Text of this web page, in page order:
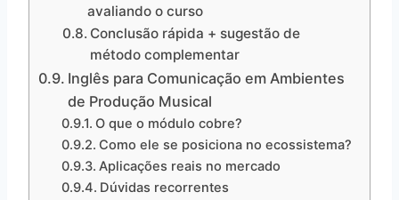
avaliando o curso
Conclusão rápida + sugestão de
método complementar
Inglês para Comunicação em Ambientes
de Produção Musical
O que o módulo cobre?
Como ele se posiciona no ecossistema?
Aplicações reais no mercado
Dúvidas recorrentes